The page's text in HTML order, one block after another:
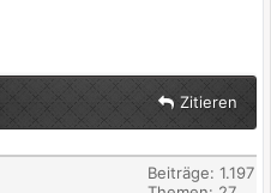
Zitieren
Beiträge: 1.197